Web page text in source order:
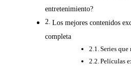
entretenimiento?
Los mejores contenidos
completa
Series que
Películas